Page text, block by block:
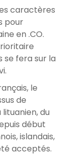
caractères
pour
en .CO.
se fera sur la
le
de
du
début
islandais,
acceptés.